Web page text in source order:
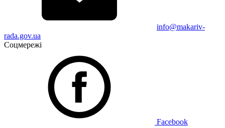
info@makariv-
rada.gov.ua
Соцмережі
Facebook